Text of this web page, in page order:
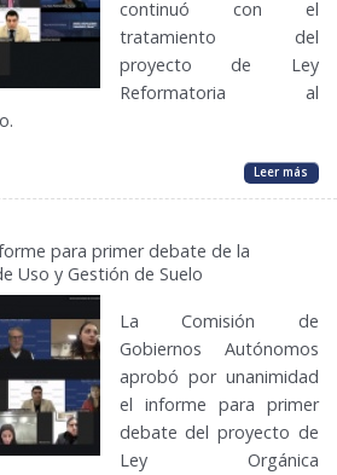
continuó con el
tratamiento del
proyecto de Ley
Reformatoria al
Leer más
para primer debate de la
Uso y Gestión de Suelo
La Comisión de
Gobiernos Autónomos
aprobó por unanimidad
el informe para primer
debate del proyecto de
Ley Orgánica